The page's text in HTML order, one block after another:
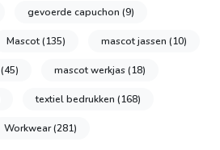
gevoerde capuchon (9)
Mascot(135) mascot jassen (10)
(45) mascot werkjas(18)
textiel bedrukken (168)
Workwear(281)